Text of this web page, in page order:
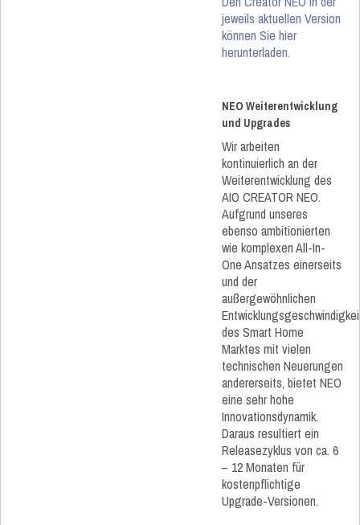
jeweils aktuellen Version
können Sie hier
herunterladen.
NEO Weiterentwicklung
und Upgrades
Wir arbeiten
kontinuierlich an der
Weiterentwicklung des
AIO CREATOR NEO.
Aufgrund unseres
ebenso ambitionierten
wie komplexen All-In-
One Ansatzes einerseits
und der
außergewöhnlichen
des Smart Home
Marktes mit vielen
technischen Neuerungen
andererseits, bietet NEO
eine sehr hohe
Innovationsdynamik.
Daraus resultiert ein
Releasezyklus von ca. 6
– 12 Monaten für
kostenpflichtige
Upgrade-Versionen.